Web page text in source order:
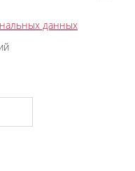
данных